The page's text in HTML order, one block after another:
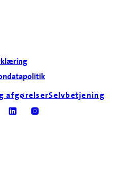
afgørelserSelvbetjening